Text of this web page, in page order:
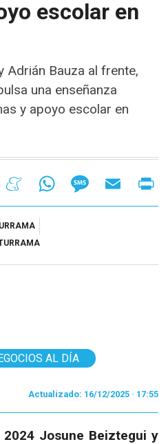
escolar en
Adrián Bauza al frente,
una enseñanza
y apoyo escolar en
MeneameWhatsAppMessageEmail
AL DÍA
Actualizado: 16/12/2025 · 17:55
Josune Beiztegui y